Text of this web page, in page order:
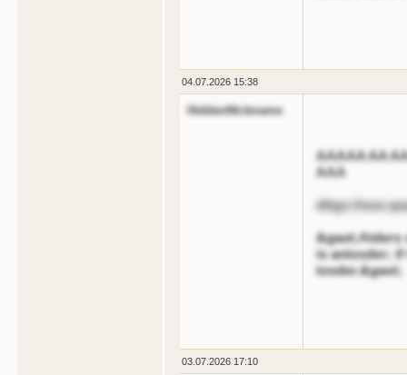
04.07.2026 15:38
HiddenNickname
AAAAA AA
AAA
dttgs://
&gaot;Atders
is antosder;
tosder.&gaot;
03.07.2026 17:10